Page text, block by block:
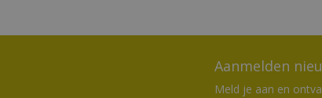
Aanmelden
Meld je aan en